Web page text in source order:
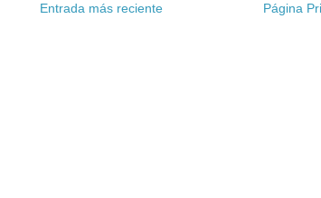
Entrada más reciente Página